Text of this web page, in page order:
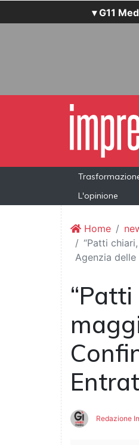
▾ G11
L'opinione
Home
“Patti
Agenzia delle
Redazione